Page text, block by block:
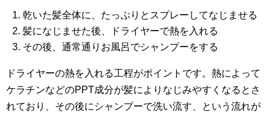
乾いた髪全体に、たっぷりとスプレーしてなじませる
髪になじませた後、ドライヤーで熱を入れる
その後、通常通りお風呂でシャンプーをする
ドライヤーの熱を入れる工程がポイントです。熱によって
ケラチンなどのPPT成分が髪によりなじみやすくなるとさ
れており、その後にシャンプーで洗い流す、という流れが